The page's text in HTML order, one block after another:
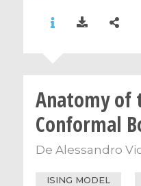
Anatomy of
Conformal
De Alessandro
ISING MODEL